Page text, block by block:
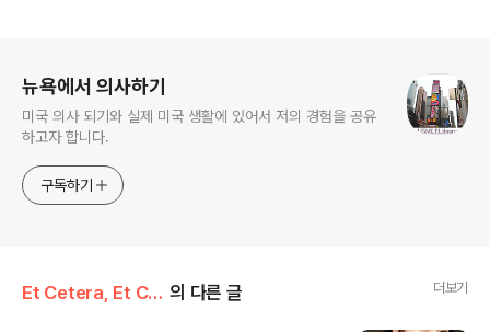
뉴욕에서 의사하기
미국 의사 되기와 실제 미국 생활에 있어서 저의 경험을 공유
하고자 합니다.
구독하기
Et Cetera, Et Cetera, Et Cetera 의 다른 글 더보기